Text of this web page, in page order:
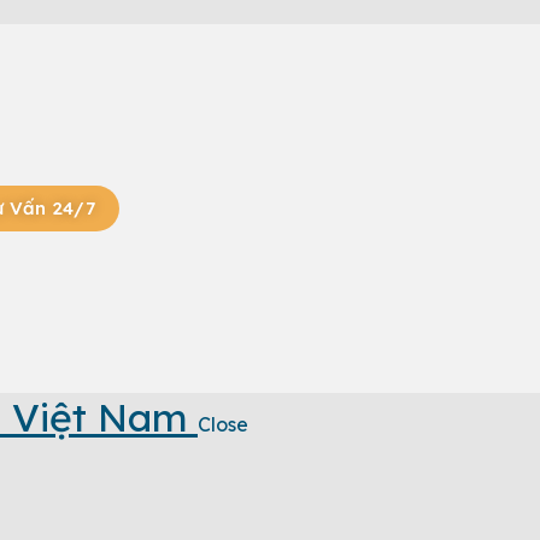
Vấn 24/7
Việt Nam Close